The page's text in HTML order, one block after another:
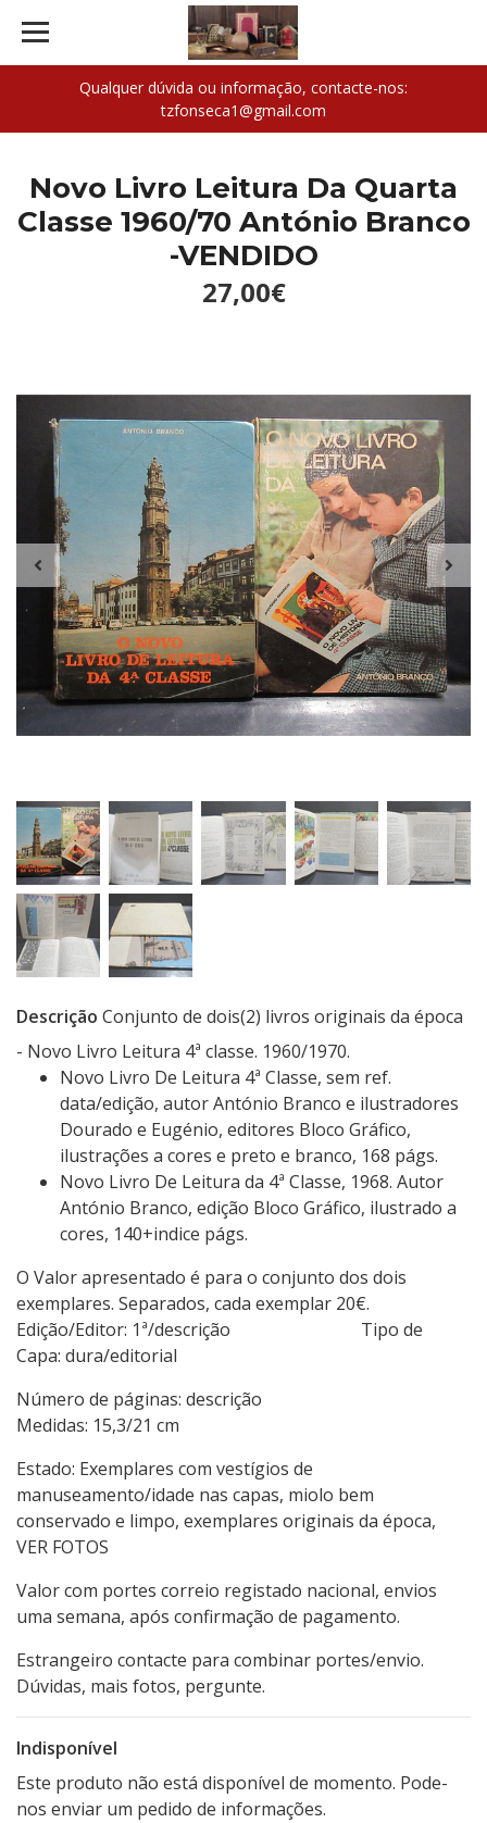
Qualquer dúvida ou informação, contacte-nos:
tzfonseca1@gmail.com
Novo Livro Leitura Da Quarta
Classe 1960/70 António Branco
-VENDIDO
27,00€
Descrição Conjunto de dois(2) livros originais da época
- Novo Livro Leitura 4ª classe. 1960/1970.
Novo Livro De Leitura 4ª Classe, sem ref.
data/edição, autor António Branco e ilustradores
Dourado e Eugénio, editores Bloco Gráfico,
ilustrações a cores e preto e branco, 168 págs.
Novo Livro De Leitura da 4ª Classe, 1968. Autor
António Branco, edição Bloco Gráfico, ilustrado a
cores, 140+indice págs.
O Valor apresentado é para o conjunto dos dois
exemplares. Separados, cada exemplar 20€.
Edição/Editor: 1ª/descrição Tipo de
Capa: dura/editorial
Número de páginas: descrição
Medidas: 15,3/21 cm
Estado: Exemplares com vestígios de
manuseamento/idade nas capas, miolo bem
conservado e limpo, exemplares originais da época,
VER FOTOS
Valor com portes correio registado nacional, envios
uma semana, após confirmação de pagamento.
Estrangeiro contacte para combinar portes/envio.
Dúvidas, mais fotos, pergunte.
Indisponível
Este produto não está disponível de momento. Pode-
nos enviar um pedido de informações.